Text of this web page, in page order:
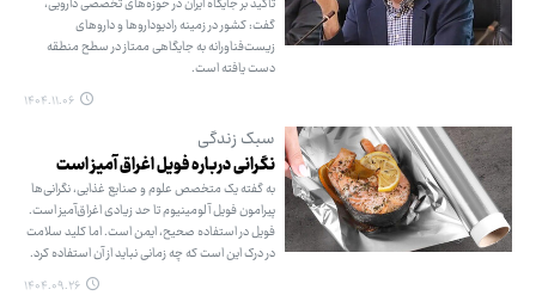
گفت: کشور در زمینه رادیوداروها و داروهای
زیست‌فناورانه به جایگاهی ممتاز در سطح منطقه
دست یافته است.
۱۴۰۴.۱۱.۰۶
سبک زندگی
نگرانی درباره فویل‌ اغراق آمیز است
به گفته یک متخصص علوم و صنایع غذایی، نگرانی‌ها
پیرامون فویل آلومینیوم تا حد زیادی اغراق‌آمیز است.
فویل در استفاده صحیح، ایمن است. اما کلید سلامت
در درک این است که چه زمانی نباید از آن استفاده کرد.
۱۴۰۴.۰۹.۲۶